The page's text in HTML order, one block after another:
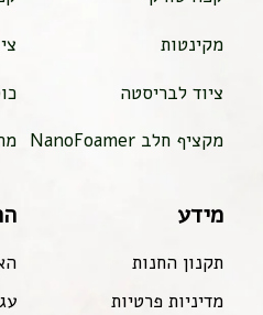
מקינטות
ציוד לבריסטה
מקציף חלב NanoFoamer
מידע
תקנון החנות
מדיניות פרטיות